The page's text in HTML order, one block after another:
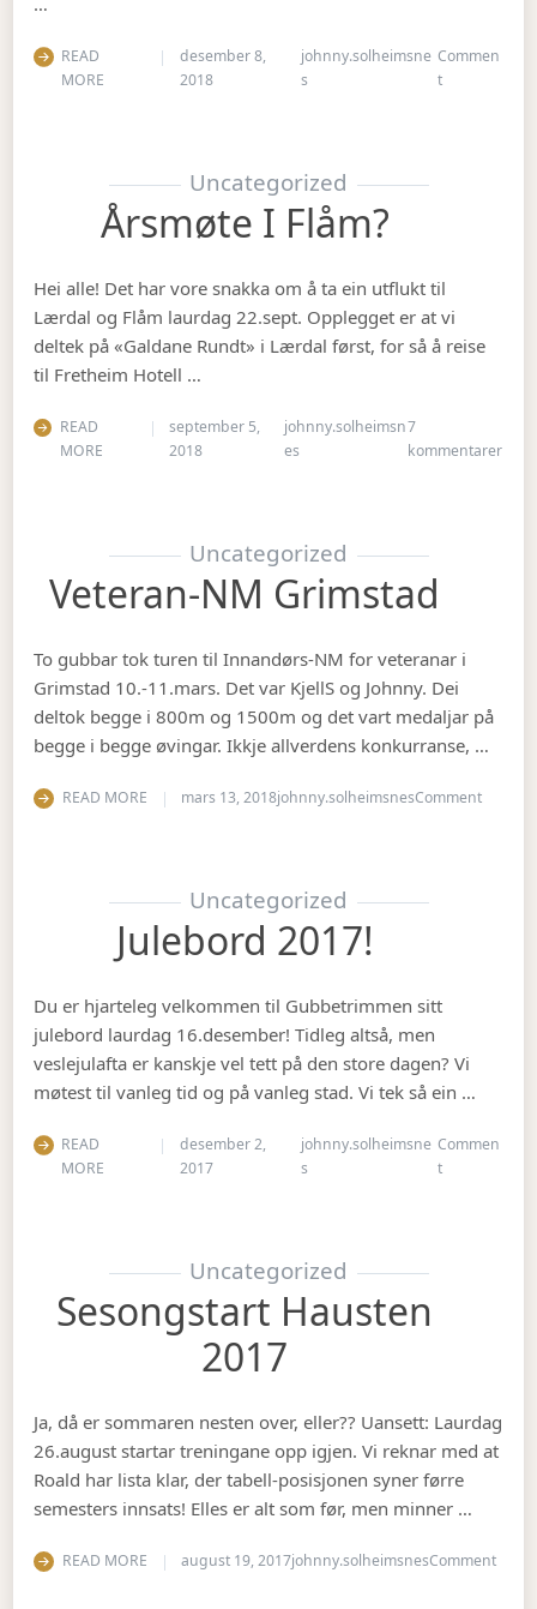
READ
MORE
desember 8,
2018
johnny.solheimsne
s
Commen
ton Julebordet
Uncategorized
Årsmøte I Flåm?
Hei alle! Det har vore snakka om å ta ein utflukt til
Lærdal og Flåm laurdag 22.sept. Opplegget er at vi
deltek på «Galdane Rundt» i Lærdal først, for så å reise
til Fretheim Hotell …
READ
MORE
september 5,
2018
johnny.solheimsn
es
7
kommentarertil
Uncategorized
Veteran-NM Grimstad
To gubbar tok turen til Innandørs-NM for veteranar i
Grimstad 10.-11.mars. Det var KjellS og Johnny. Dei
deltok begge i 800m og 1500m og det vart medaljar på
begge i begge øvingar. Ikkje allverdens konkurranse, …
READ MORE mars 13, 2018johnny.solheimsnesCommenton
Uncategorized
Julebord 2017!
Du er hjarteleg velkommen til Gubbetrimmen sitt
julebord laurdag 16.desember! Tidleg altså, men
veslejulafta er kanskje vel tett på den store dagen? Vi
møtest til vanleg tid og på vanleg stad. Vi tek så ein …
READ
MORE
desember 2,
2017
johnny.solheimsne
s
Commen
ton Julebord
Uncategorized
Sesongstart Hausten
2017
Ja, då er sommaren nesten over, eller?? Uansett: Laurdag
26.august startar treningane opp igjen. Vi reknar med at
Roald har lista klar, der tabell-posisjonen syner førre
semesters innsats! Elles er alt som før, men minner …
READ MORE august 19, 2017johnny.solheimsnesCommenton